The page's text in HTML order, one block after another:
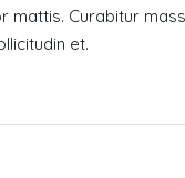
mattis. Curabitur
et.